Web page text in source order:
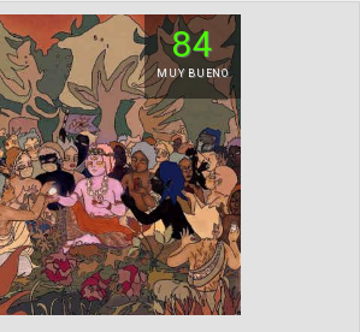
84
MUY BUENO